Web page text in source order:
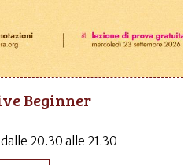
Beginner
20.30 alle 21.30